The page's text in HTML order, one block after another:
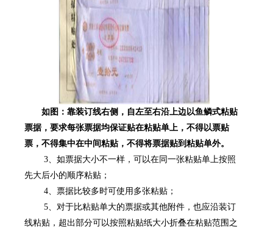
如图：靠装订线右侧，自左至右沿上边以鱼鳞式粘贴
票据，要求每张票据均保证贴在粘贴单上，不得以票贴
票，不得集中在中间粘贴，不得将票据贴到粘贴单外。
3 、如票据大小不一样，可以在同一张粘贴单上按照
先大后小的顺序粘贴；
4 、票据比较多时可使用多张粘贴；
5 、对于比粘贴单大的票据或其他附件，也应沿装订
线粘贴，超出部分可以按照粘贴纸大小折叠在粘贴范围之